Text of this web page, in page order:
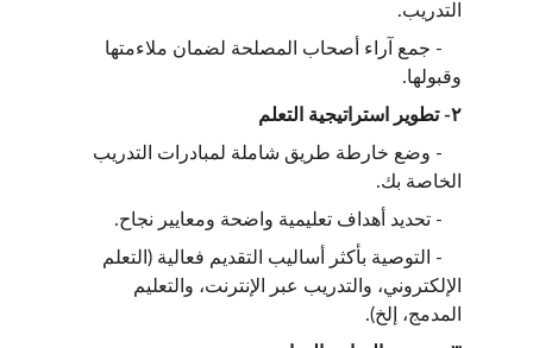
التدريب.
    - جمع آراء ‌أصحاب المصلحة لضمان ملاءمتها
وقبولها.
٢- تطوير استراتيجية التعلم
    - وضع خارطة طريق شاملة لمبادرات التدريب
الخاصة بك.
    - التوصية بأكثر أساليب التقديم فعالية (التعلم
الإلكتروني، والتدريب عبر الإنترنت، والتعليم
المدمج، إلخ).